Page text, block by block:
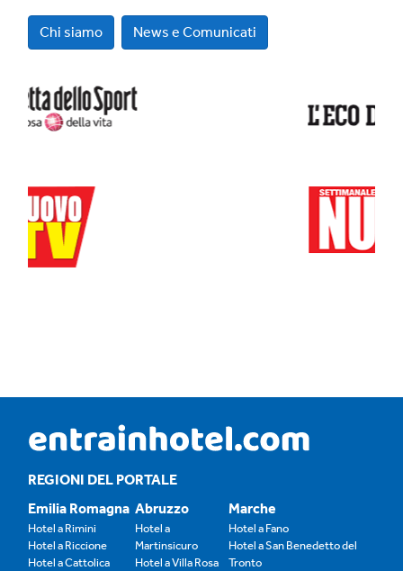
Chi siamo News e Comunicati
REGIONI DEL PORTALE
Emilia Romagna
Hotel a Rimini
Hotel a Riccione
Hotel a Cattolica
Abruzzo
Hotel a
Martinsicuro
Hotel a Villa Rosa
Marche
Hotel a Fano
Hotel a San Benedetto del
Tronto